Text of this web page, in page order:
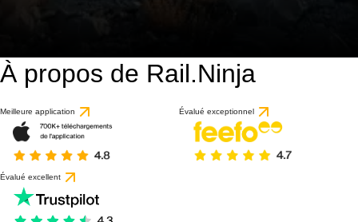
À propos de Rail.Ninja
Meilleure application Évalué exceptionnel
Évalué excellent